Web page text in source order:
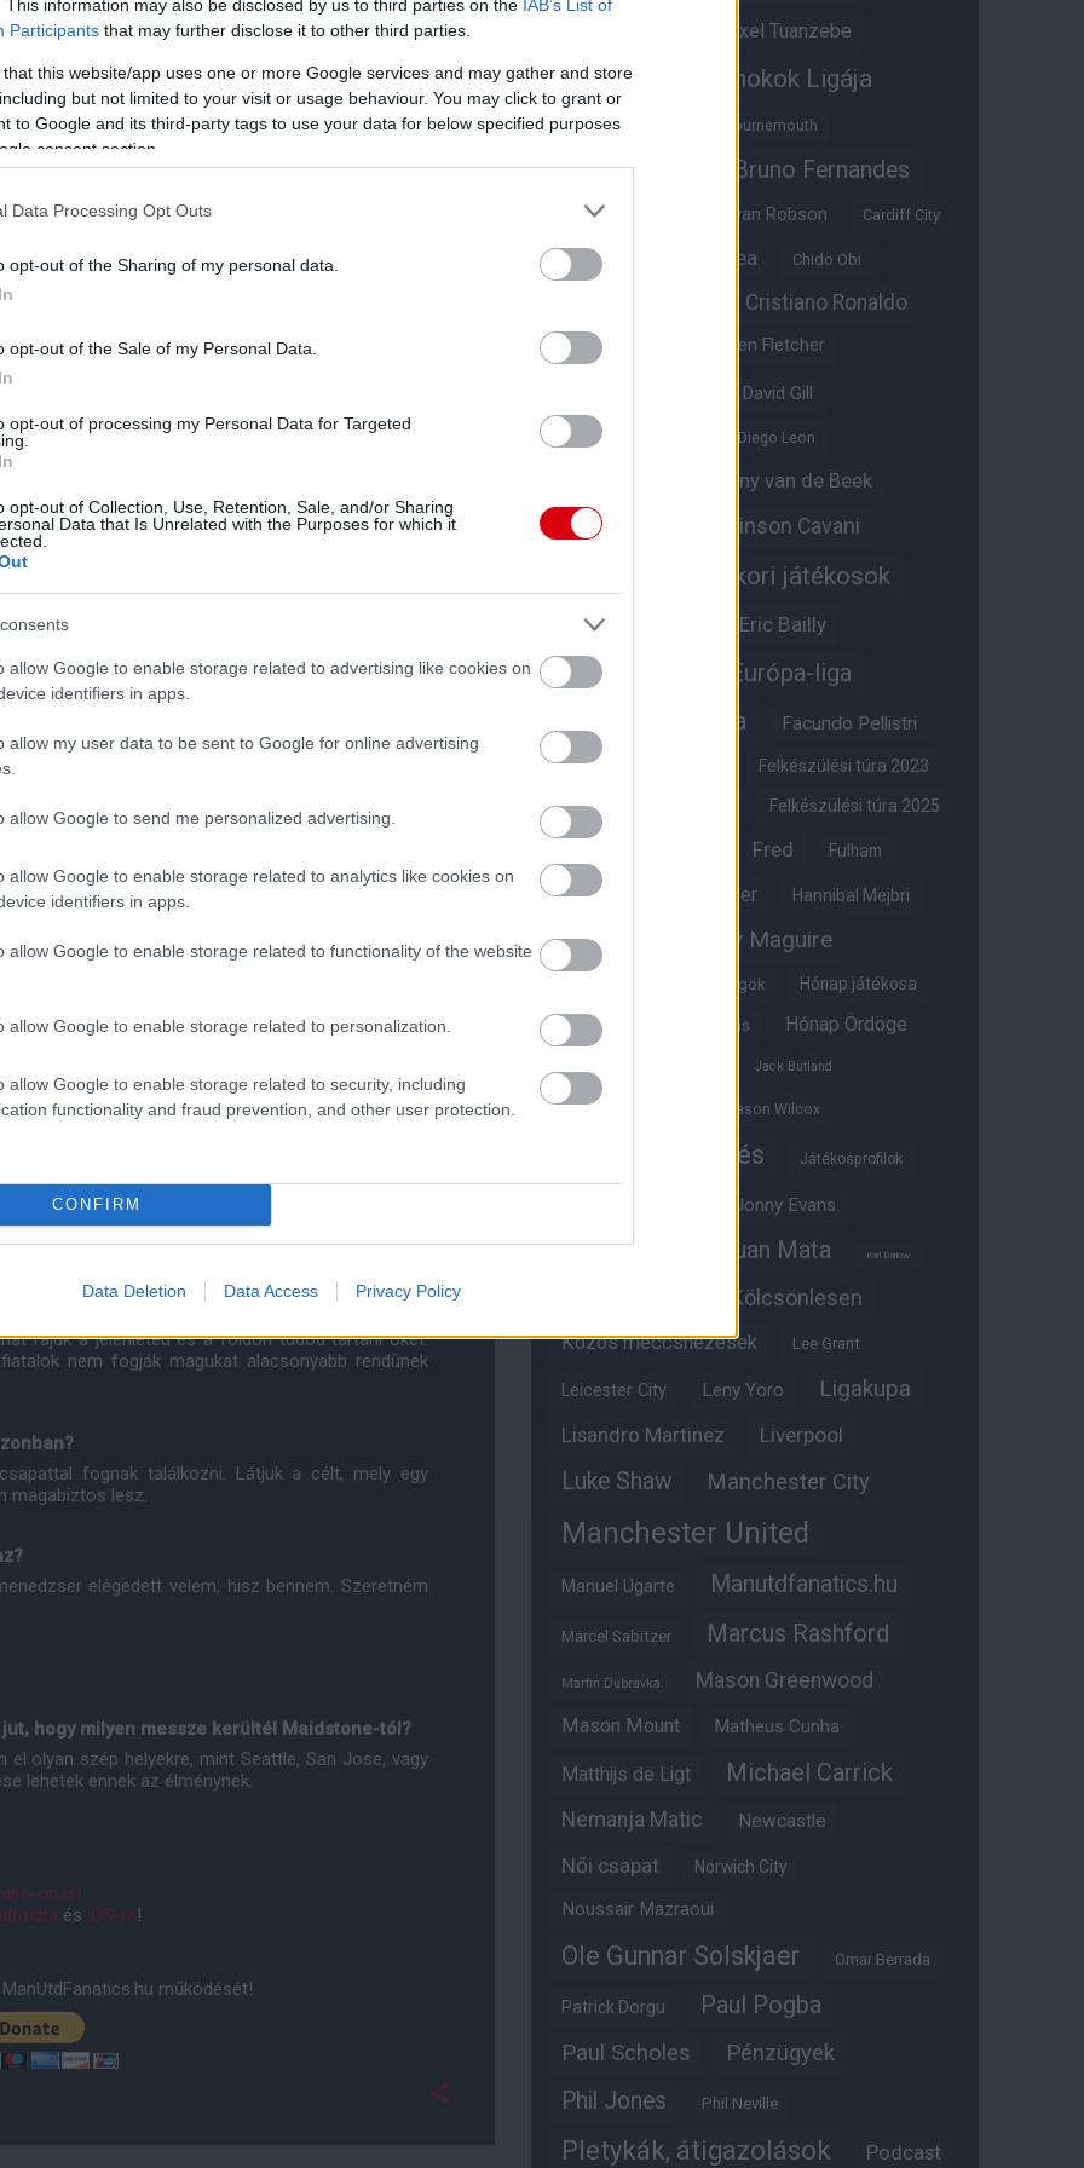
This information may also be disclosed by us to third parties on the IAB’s List of
Participants that may further disclose it to other third parties.
that this website/app uses one or more Google services and may gather and store
but not limited to your visit or usage behaviour. You may click to grant or
to Google and its third-party tags to use your data for below specified purposes
consent section.
Data Processing Opt Outs
opt-out of the Sharing of my personal data.
opt-out of the Sale of my Personal Data.
opt-out of processing my Personal Data for Targeted
opt-out of Collection, Use, Retention, Sale, and/or Sharing
Data that Is Unrelated with the Purposes for which it
allow Google to enable storage related to advertising like cookies on
identifiers in apps.
allow my user data to be sent to Google for online advertising
allow Google to send me personalized advertising.
allow Google to enable storage related to analytics like cookies on
identifiers in apps.
allow Google to enable storage related to functionality of the website
allow Google to enable storage related to personalization.
allow Google to enable storage related to security, including
functionality and fraud prevention, and other user protection.
CONFIRM
Data Deletion Data Access Privacy Policy
hogy jól érezzük magunkat a társunkkal. Nem
mi történik. Így mindannyiunknak szüksége van
is megkaptad a kapitányi karszalagot. Büszke
hamarabb is elérhettem volna ezt a számot. A
nagyon élvezem a felkészülési túrát. Nagyszerû
nekik?
gólokat. Ez egy kicsit nagyobb nyomást is
és egyéb olyan helyzetek, amikor a védõk is
fogok dolgozni azért, hogy az elõttünk álló
a gólszerzésben?
talált be és az a célunk, hogy ez továbbra
a gólgyártásba, akkor az természetesen segítség a
és a válogatottal is. Ínyedre van ez?
klub, mind pedig válogatott szinten. És a Unitednek
jutni. A túra késõbbi szakaszában még
tovább tudunk fejlõdni. Furcsán hangzik, de jó
csatlakoztál a Unitedhez?
nagyon fiatal voltam, de vannak fiatalabbak is.
Teher alatt kel bizonyítanod, mert a csapat mindig
és fejlõdtem az elmúlt években.
szerinted hatással vagy? Számít nekik, hogy
az elsõ csapathoz. Mindannyiuk számára
rájuk a jelenléted és a földön tudod tartani õket.
nem fogják magukat alacsonyabb rendûnek
fognak találkozni. Látjuk a célt, mely egy
magabiztos lesz.
elégedett velem, hisz bennem. Szeretném
hogy milyen messze kerültél Maidstone-tól?
olyan szép helyekre, mint Seattle, San Jose, vagy
lehetek ennek az élménynek.
on is!
és iOS-re!
működését!
Axel Tuanzebe
Ayden Heaven Bajnokok Ligája
Benjamin Sesko Bournemouth
Brandon Williams Bruno Fernandes
Bryan Mbeumo Bryan Robson Cardiff City
Casemiro Chelsea Chido Obi
Cristiano Ronaldo
Crystal Palace Darren Fletcher
David Gill
Dean Henderson Diego Leon
Donny van de Beek
Ed Woodward
Edinson Cavani
Egykori játékosok
Érdekességek Eric Bailly
Erik ten Hag Európa-liga
FA-kupa Facundo Pellistri
Felkészülési túra 2022 Felkészülési túra 2023
Felkészülési túra 2024 Felkészülési túra 2025
Fred Fulham
Gary Neville Glazer Hannibal Mejbri
Harry Amass Harry Maguire
Híres magyar Vörös Ördögök Hónap játékosa
Hónap legjobbja szavazás Hónap Ördöge
Jack Butland
Jadon Sancho Jason Wilcox
Játékosértékelés Játékosprofilok
Jonny Evans
Juan Mata Karl Darlow
Kölcsönlesen
Közös meccsnézések Lee Grant
Leicester City Leny Yoro Ligakupa
Lisandro Martinez Liverpool
Luke Shaw Manchester City
Manchester United
Manuel Ugarte Manutdfanatics.hu
Marcel Sabitzer Marcus Rashford
Martin Dubravka Mason Greenwood
Mason Mount Matheus Cunha
Matthijs de Ligt Michael Carrick
Nemanja Matic Newcastle
Női csapat Norwich City
Noussair Mazraoui
Ole Gunnar Solskjaer Omar Berrada
Patrick Dorgu Paul Pogba
Paul Scholes Pénzügyek
Phil Jones Phil Neville
Pletykák, átigazolások Podcast